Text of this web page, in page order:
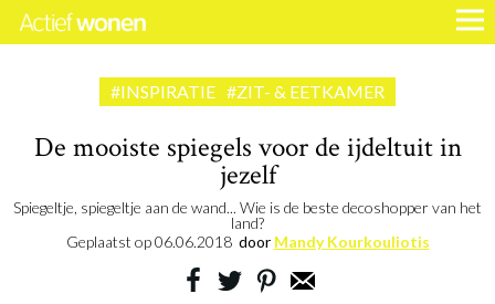
#INSPIRATIE #ZIT- & EETKAMER
De mooiste spiegels voor de ijdeltuit in
jezelf
Spiegeltje, spiegeltje aan de wand... Wie is de beste decoshopper van het
land?
Geplaatst op06.06.2018 door Mandy Kourkouliotis